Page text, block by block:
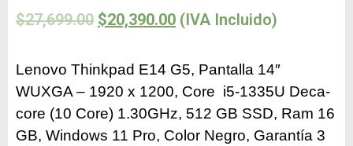
$27,699.00 $20,390.00 (IVA Incluido)
Lenovo Thinkpad E14 G5, Pantalla 14″
WUXGA – 1920 x 1200, Core i5-1335U Deca-
core (10 Core) 1.30GHz, 512 GB SSD, Ram 16
GB, Windows 11 Pro, Color Negro, Garantía 3